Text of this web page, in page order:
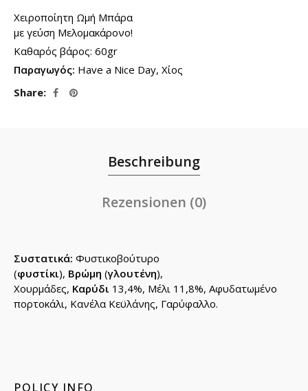
Χειροποίητη Ωμή Μπάρα
με γεύση Μελομακάρονο!
Καθαρός βάρος: 60gr
Παραγωγός: Have a Nice Day, Χίος
Share
Beschreibung
Rezensionen (0)
Συστατικά: Φυστικοβούτυρο
(φυστίκι), Βρώμη (γλουτένη),
Χουρμάδες, Καρύδι 13,4%, Μέλι 11,8%, Αφυδατωμένο
πορτοκάλι, Κανέλα Κεϋλάνης, Γαρύφαλλο.
POLICY INFO